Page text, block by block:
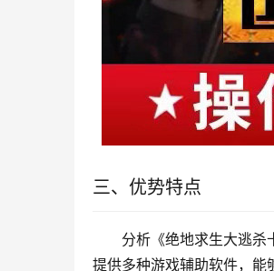
三、优势特点
分析《绝地求生大逃杀
提供多种游戏辅助软件，能